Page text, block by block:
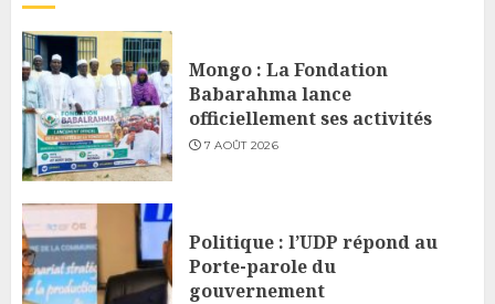
Mongo : La Fondation
Babarahma lance
officiellement ses activités
7 AOÛT 2026
Politique : l’UDP répond au
Porte-parole du
gouvernement